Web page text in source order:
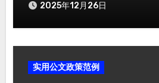
2025年12月26日
实用公文政策范例